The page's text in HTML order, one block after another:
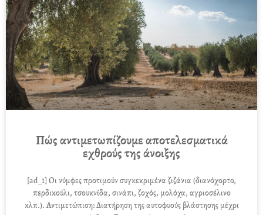
Πώς αντιμετωπίζουμε αποτελεσματικά
εχθρούς της άνοιξης
[ad_1] Οι νύμφες προτιμούν συγκεκριμένα ζιζάνια (διανόχορτο,
περδικούλι, τσουκνίδα, σινάπι, ζοχός, μολόχα, αγριοσέλινο
κλπ.). Αντιμετώπιση: Διατήρηση της αυτοφυούς βλάστησης μέχρι